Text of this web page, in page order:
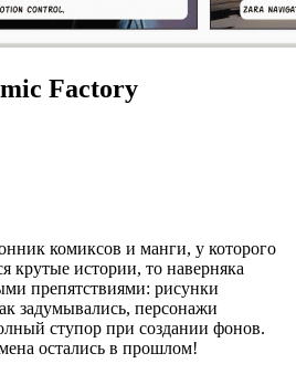
Factory
комиксов и манги, у которого
крутые истории, то наверняка
препятствиями: рисунки
задумывались, персонажи
ступор при создании фонов.
остались в прошлом!